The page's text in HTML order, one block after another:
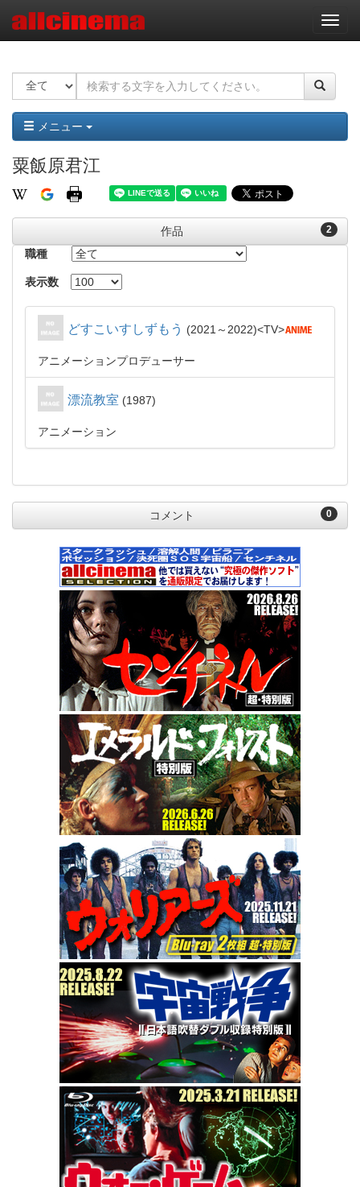
ナ
ビ
ー
ョ
ン
メニュー
粟飯原君江
2
作品
職種
表示数
どすこいすしずもう 2021～2022 TV
アニメーションプロデューサー
漂流教室 1987
アニメーション
0
コメント